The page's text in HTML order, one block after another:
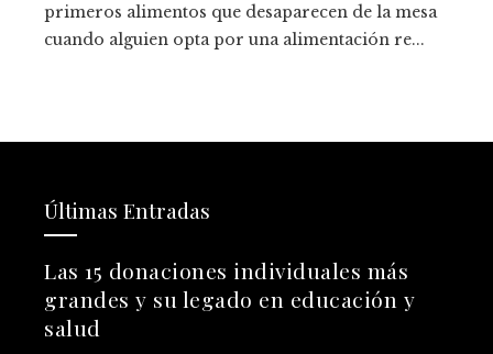
primeros alimentos que desaparecen de la mesa
cuando alguien opta por una alimentación re...
Últimas Entradas
Las 15 donaciones individuales más
grandes y su legado en educación y
salud